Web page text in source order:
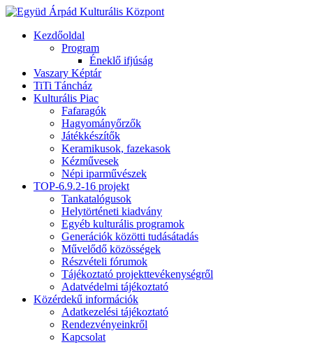
Kezdőoldal
Program
Éneklő ifjúság
Vaszary Képtár
TiTi Táncház
Kulturális Piac
Fafaragók
Hagyományőrzők
Játékkészítők
Keramikusok, fazekasok
Kézművesek
Népi iparművészek
TOP-6.9.2-16 projekt
Tankatalógusok
Helytörténeti kiadvány
Egyéb kulturális programok
Generációk közötti tudásátadás
Művelődő közösségek
Részvételi fórumok
Tájékoztató projekttevékenységről
Adatvédelmi tájékoztató
Közérdekű információk
Adatkezelési tájékoztató
Rendezvényeinkről
Kapcsolat